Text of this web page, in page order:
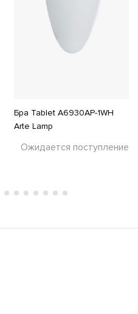
Бра Tablet A6930AP-1WH
Arte Lamp
Ожидается поступление